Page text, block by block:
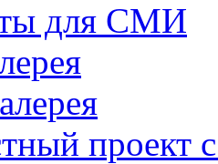
для СМИ
проект